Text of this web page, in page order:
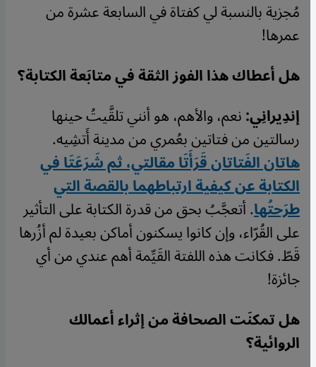
مُجزية بالنسبة لي كفتاة في السابعة عشرة من
عمرها!
هل أعطاك هذا الفوز الثقة في متابَعة الكتابة؟
إندِيرانِي:نعم، والأهم، هو أنني تلقَّيتُ حينها
رسالتين من فتاتين بعُمري من مدينة أَتشِيه.
هاتان الفَتاتان قَرَأَتَا مقالتي، ثم شَرَعَتَا في
الكتابة عن كيفية ارتباطهما بالقصة التي
طرَحتُها. أتعجَّبُ بحق من قدرة الكتابة على التأثير
على القُرّاء، وإن كانوا يسكنون أماكن بعيدة لم أزُرها
قَطّ. فكانت هذه اللفتة القَيِّمة أهم عندي من أي
جائزة!
هل تمكنَت الصحافة من إثراء أعمالك
الروائية؟